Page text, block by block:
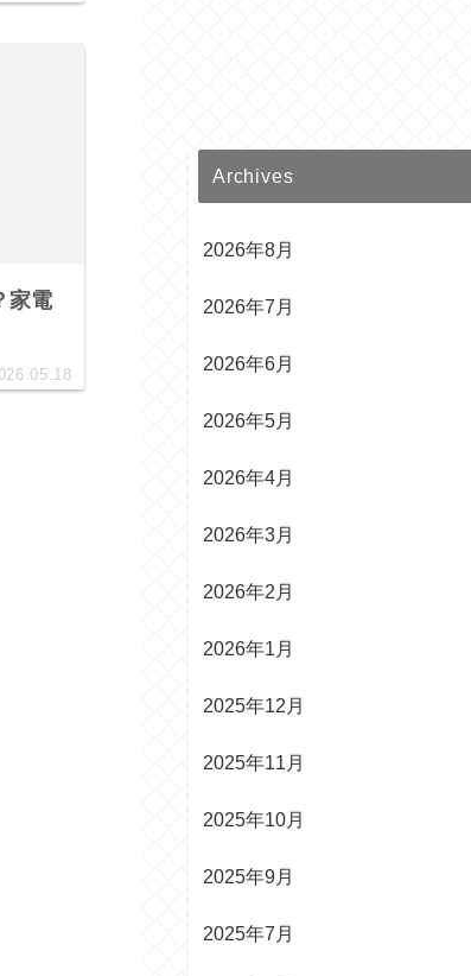
家電
Archives
2026年8月
2026年7月
2026年6月
2026年5月
2026年4月
2026年3月
2026年2月
2026年1月
2025年12月
2025年11月
2025年10月
2025年9月
2025年7月